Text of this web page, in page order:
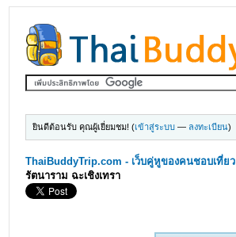
ยินดีต้อนรับ คุณผู้เยี่ยมชม! (เข้าสู่ระบบ — ลงทะเบียน)
ThaiBuddyTrip.com - เว็บคู่หูของคนชอบเที่ยว
รัตนาราม ฉะเชิงเทรา